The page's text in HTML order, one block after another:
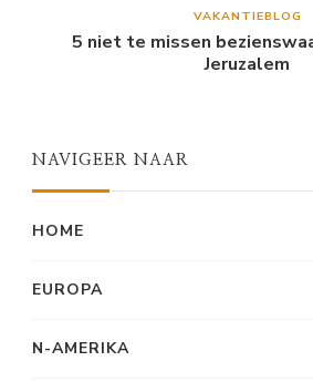
VAKANTIEBLOG
5 niet te missen
Jeruzalem
NAVIGEER NAAR
HOME
EUROPA
N-AMERIKA